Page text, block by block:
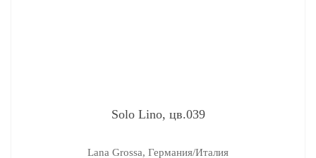
Solo Lino, цв.039
Lana Grossa, Германия/Италия